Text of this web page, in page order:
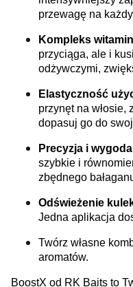
przewagę na
Kompleks
przyciąga, ale i
odżywczymi,
Elastyczność
przynęt na włosie,
dopasuj go do
Precyzja i wygoda
szybkie i
zbędnego
Odświeżenie
Jedna aplikacja
Twórz własne
aromatów.
BoostX od RK Baits to